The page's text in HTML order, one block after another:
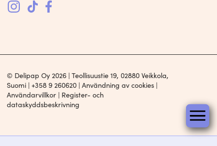
© Delipap Oy 2026 | Teollisuustie 19, 02880 Veikkola,
Suomi |+358 9 260620 |Användning av cookies |
Användarvillkor | Register- och
dataskyddsbeskrivning